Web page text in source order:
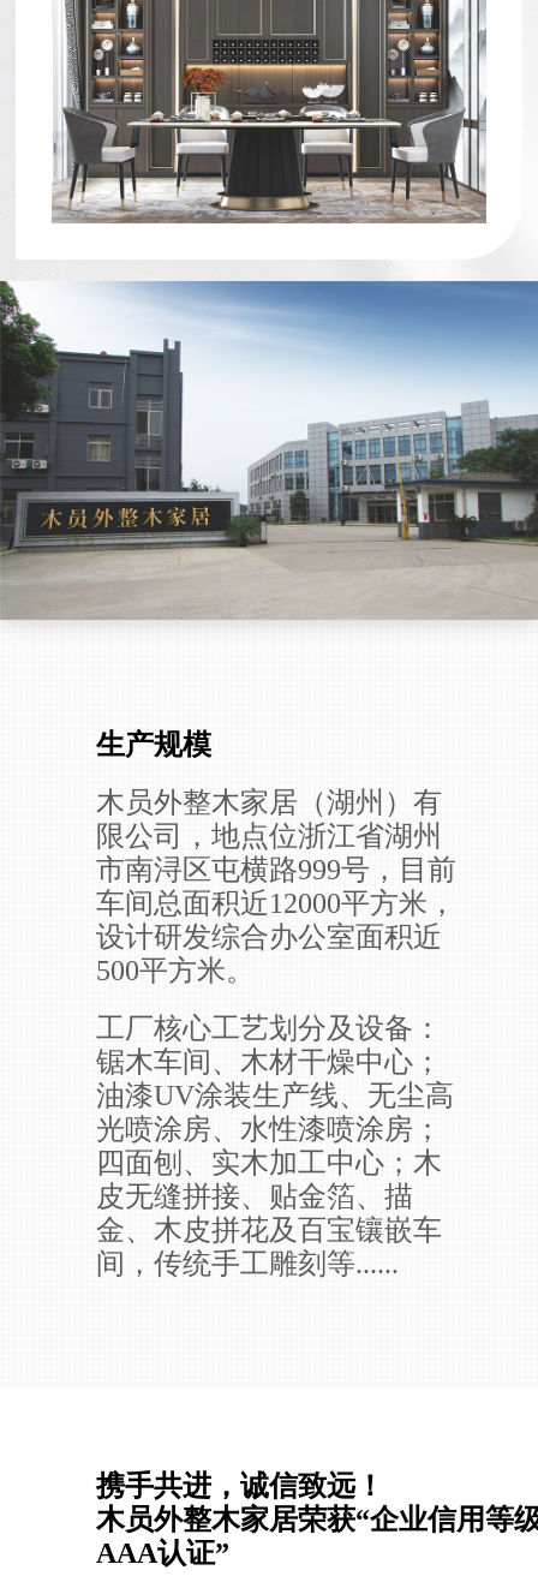
生产规模
木员外整木家居（湖州）有
限公司，地点位浙江省湖州
市南浔区屯横路999号，目前
车间总面积近12000平方米，
设计研发综合办公室面积近
500平方米。
工厂核心工艺划分及设备：
锯木车间、木材干燥中心；
油漆UV涂装生产线、无尘高
光喷涂房、水性漆喷涂房；
四面刨、实木加工中心；木
皮无缝拼接、贴金箔、描
金、木皮拼花及百宝镶嵌车
间，传统手工雕刻等......
携手共进，诚信致远！
木员外整木家居荣获“企业信用等
AAA认证”